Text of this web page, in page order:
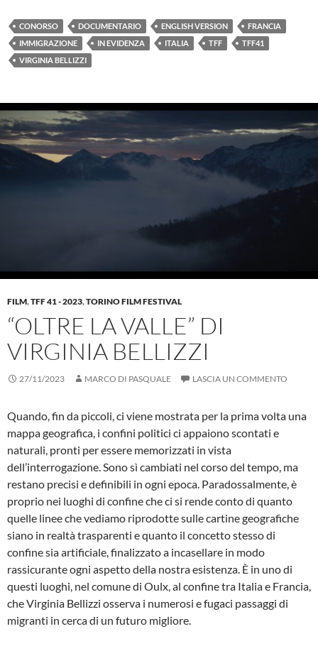
CONORSO DOCUMENTARIO ENGLISH VERSION
FRANCIA
IMMIGRAZIONE
IN EVIDENZA ITALIA TFF
TFF41
VIRGINIA BELLIZZI
FILM,TFF 41 - 2023,TORINO FILM FESTIVAL
“OLTRE LA VALLE” DI
VIRGINIA BELLIZZI
27/11/2023 MARCO DI PASQUALE LASCIA UN COMMENTO
Quando, fin da piccoli, ci viene mostrata per la prima volta una
mappa geografica, i confini politici ci appaiono scontati e
naturali, pronti per essere memorizzati in vista
dell’interrogazione. Sono sì cambiati nel corso del tempo, ma
restano precisi e definibili in ogni epoca. Paradossalmente, è
proprio nei luoghi di confine che ci si rende conto di quanto
quelle linee che vediamo riprodotte sulle cartine geografiche
siano in realtà trasparenti e quanto il concetto stesso di
confine sia artificiale, finalizzato a incasellare in modo
rassicurante ogni aspetto della nostra esistenza. È in uno di
questi luoghi, nel comune di Oulx, al confine tra Italia e Francia,
che Virginia Bellizzi osserva i numerosi e fugaci passaggi di
migranti in cerca di un futuro migliore.